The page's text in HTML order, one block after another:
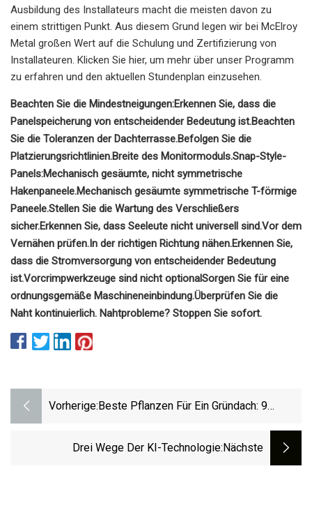
Ausbildung des Installateurs macht die meisten davon zu
einem strittigen Punkt. Aus diesem Grund legen wir bei McElroy
Metal großen Wert auf die Schulung und Zertifizierung von
Installateuren. Klicken Sie hier, um mehr über unser Programm
zu erfahren und den aktuellen Stundenplan einzusehen.
Beachten Sie die Mindestneigungen:Erkennen Sie, dass die
Panelspeicherung von entscheidender Bedeutung ist.Beachten
Sie die Toleranzen der Dachterrasse.Befolgen Sie die
Platzierungsrichtlinien.Breite des Monitormoduls.Snap-Style-
Panels:Mechanisch gesäumte, nicht symmetrische
Hakenpaneele.Mechanisch gesäumte symmetrische T-förmige
Paneele.Stellen Sie die Wartung des Verschließers
sicher.Erkennen Sie, dass Seeleute nicht universell sind.Vor dem
Vernähen prüfen.In der richtigen Richtung nähen.Erkennen Sie,
dass die Stromversorgung von entscheidender Bedeutung
ist.Vorcrimpwerkzeuge sind nicht optionalSorgen Sie für eine
ordnungsgemäße Maschineneinbindung.Überprüfen Sie die
Naht kontinuierlich. Nahtprobleme? Stoppen Sie sofort.
Vorherige: Beste Pflanzen Für Ein Gründach: 9
Drei Wege Der KI-Technologie:nächste